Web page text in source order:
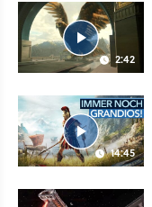
2:42
14:45